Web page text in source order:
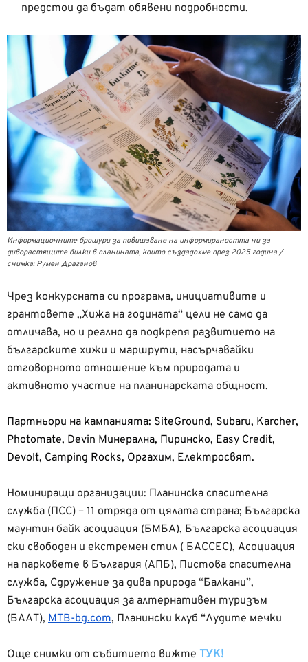
предстои да бъдат обявени подробности.
Информационните брошури за повишаване на информираността ни за
диворастящите билки в планината, които създадохме през 2025 година /
снимка: Румен Драганов
Чрез конкурсната си програма, инициативите и
грантовете „Хижа на годината“ цели не само да
отличава, но и реално да подкрепя развитието на
българските хижи и маршрути, насърчавайки
отговорното отношение към природата и
активното участие на планинарската общност.
Партньори на кампанията: SiteGround, Subaru, Kаrcher,
Photomate, Devin Минерална, Пиринско, Easy Credit,
Devolt, Camping Rocks, Оргахим, Електросвят.
Номиниращи организации: Планинска спасителна
служба (ПСС) – 11 отряда от цялата страна; Българска
маунтин байк асоциация (БМБА), Българска асоциация
ски свободен и екстремен стил ( БАССЕС), Асоциация
на парковете в България (АПБ), Пистова спасителна
служба, Сдружение за дива природа “Балкани”,
Българска асоциация за алтернативен туризъм
(БААТ), MTB-bg.com, Планински клуб “Лудите мечки
Още снимки от събитието вижте ТУК!